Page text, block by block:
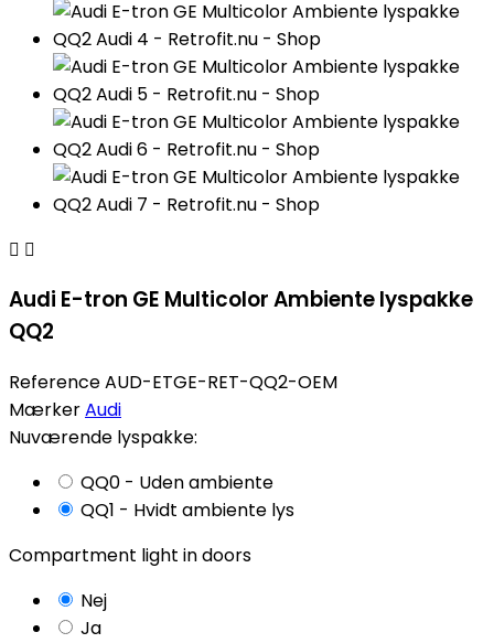
 
Audi E-tron GE Multicolor Ambiente lyspakke
QQ2
ReferenceAUD-ETGE-RET-QQ2-OEM
MærkerAudi
Nuværende lyspakke:
QQ0 - Uden ambiente
QQ1 - Hvidt ambiente lys
Compartment light in doors
Nej
Ja